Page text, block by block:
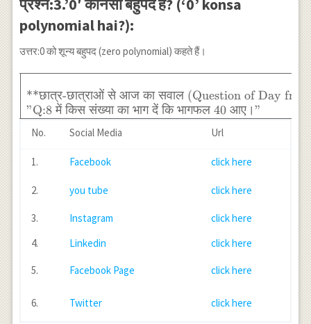
प्रश्न:3.’0′ कौनसा बहुपद है? (‘0’ konsa
polynomial hai?):
उत्तर:0 को शून्य बहुपद (zero polynomial) कहते हैं।
{|l|} \hline \\
\text{**छात्र-
छात्राओं से आज
का सवाल
Day from
\text{"Q:8 में
किस संख्या का
भाग दें कि
भागफल 40
\hline
**छात्र-छात्राओं से आज का सवाल (Question of Day
"Q:8में किस संख्या का भाग दें कि भागफल 40आए।"
No. Social Media Url
1. Facebook click here
2. you tube click here
3. Instagram
click here
4.
Linkedin click here
5. Facebook Page click here
6. Twitter click here